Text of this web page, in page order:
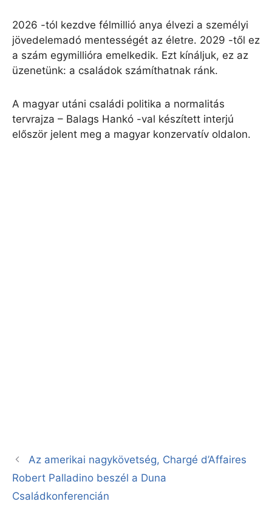
2026 -tól kezdve félmillió anya élvezi a személyi
jövedelemadó mentességét az életre. 2029 -től ez
a szám egymillióra emelkedik. Ezt kínáljuk, ez az
üzenetünk: a családok számíthatnak ránk.
A magyar utáni családi politika a normalitás
tervrajza – Balags Hankó -val készített interjú
először jelent meg a magyar konzervatív oldalon.
Az amerikai nagykövetség, Chargé d’Affaires
Robert Palladino beszél a Duna
Családkonferencián